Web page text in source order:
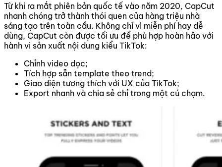
Từ khi ra mắt phiên bản quốc tế vào năm 2020, CapCut
nhanh chóng trở thành thói quen của hàng triệu nhà
sáng tạo trên toàn cầu. Không chỉ vì miễn phí hay dễ
dùng, CapCut còn được tối ưu để phù hợp hoàn hảo với
hành vi sản xuất nội dung kiểu TikTok:
Chỉnh video dọc;
Tích hợp sẵn template theo trend;
Giao diện tương thích với UX của TikTok;
Export nhanh và chia sẻ chỉ trong một cú chạm.